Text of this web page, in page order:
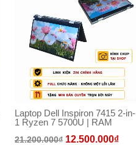
Laptop Dell Inspiron 7415 2-in-
1 Ryzen 7 5700U | RAM
21.200.000₫ 12.500.000₫